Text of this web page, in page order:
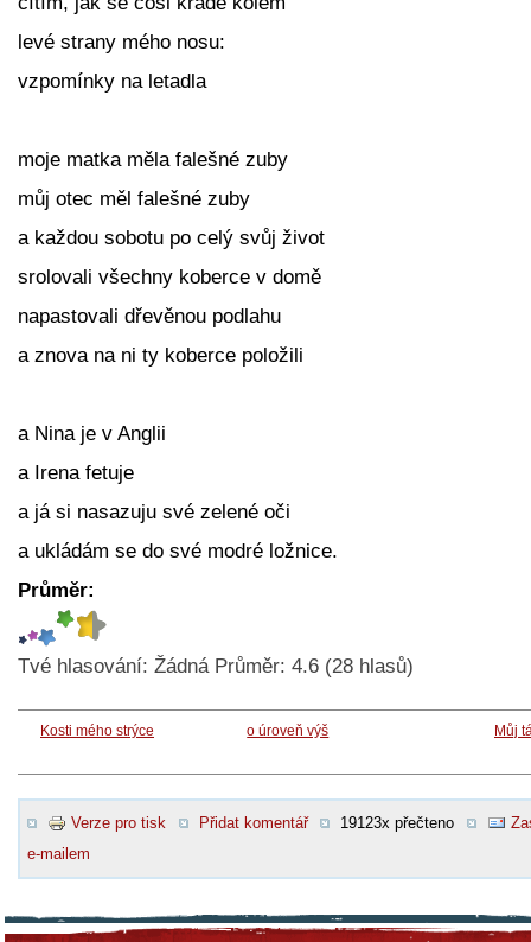
levé strany mého nosu:
vzpomínky na letadla
moje matka měla falešné zuby
můj otec měl falešné zuby
a každou sobotu po celý svůj život
srolovali všechny koberce v domě
napastovali dřevěnou podlahu
a znova na ni ty koberce položili
a Nina je v Anglii
a Irena fetuje
a já si nasazuju své zelené oči
a ukládám se do své modré ložnice.
Průměr:
Tvé hlasování: Žádná Průměr: 4.6 (28 hlasů)
Kosti mého strýce o úroveň výš Můj
Verze pro tisk Přidat komentář 19123x přečteno
e-mailem